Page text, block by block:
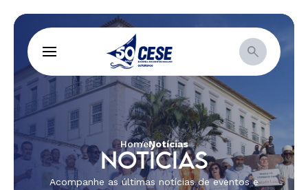
HomeNotícias
NOTÍCIAS
Acompanhe as últimas notícias de eventos e